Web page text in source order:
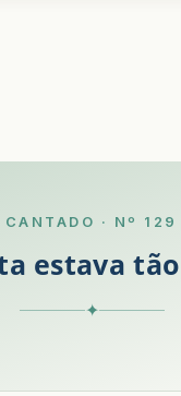
CANTADO · Nº 129
estava
✦